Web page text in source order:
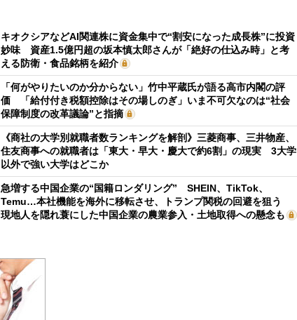
キオクシアなどAI関連株に資金集中で“割安になった成長株”に投資
妙味 資産1.5億円超の坂本慎太郎さんが「絶好の仕込み時」と考
える防衛・食品銘柄を紹介
「何がやりたいのか分からない」竹中平蔵氏が語る高市内閣の評
価 「給付付き税額控除はその場しのぎ」いま不可欠なのは“社会
保障制度の改革議論”と指摘
《商社の大学別就職者数ランキングを解剖》三菱商事、三井物産、
住友商事への就職者は「東大・早大・慶大で約6割」の現実 3大学
以外で強い大学はどこか
急増する中国企業の“国籍ロンダリング” SHEIN、TikTok、
Temu…本社機能を海外に移転させ、トランプ関税の回避を狙う
現地人を隠れ蓑にした中国企業の農業参入・土地取得への懸念も